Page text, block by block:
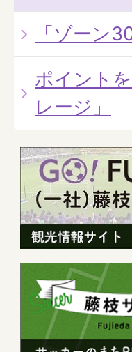
「ゾーン30
ポイント
レージ」